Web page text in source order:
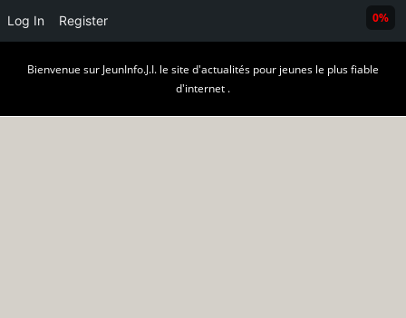
Log In Register
Bienvenue sur JeunInfo.J.I. le site d'actualités pour jeunes le plus fiable
d'internet .
0%